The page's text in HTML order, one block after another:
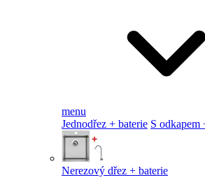
menu
Jednodřez + baterie S odkapem
Nerezový dřez + baterie